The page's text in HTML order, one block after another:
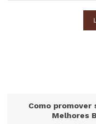
Como promover
Melhores